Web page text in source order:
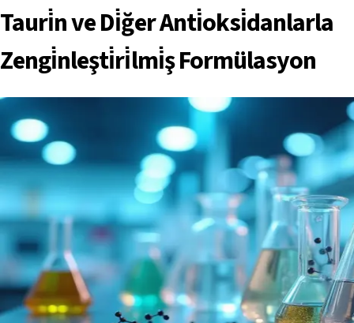
Tauri̇n ve Di̇ğer Anti̇oksi̇danlarla
Zengi̇nleşti̇ri̇lmi̇ş Formülasyon